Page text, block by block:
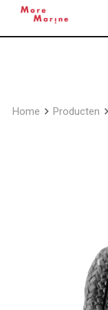
Home Producten